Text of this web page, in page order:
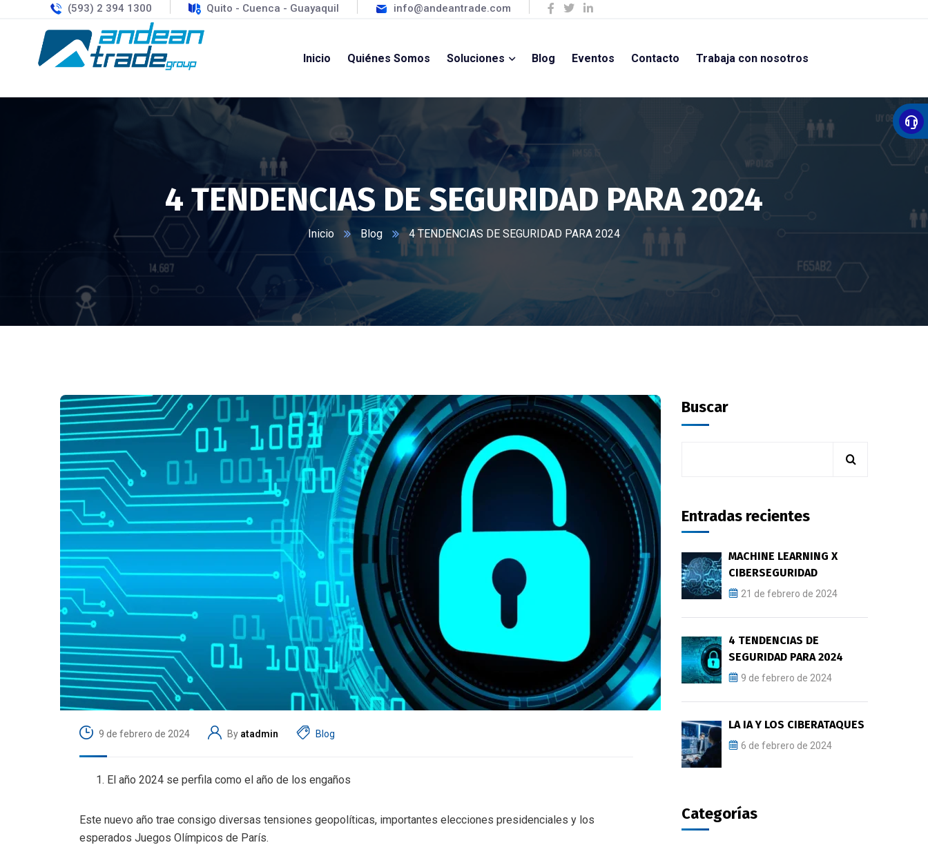
(593) 2 394 1300 Quito - Cuenca - Guayaquil info@andeantrade.com
Inicio Quiénes Somos Soluciones Blog Eventos Contacto Trabaja con nosotros
4 TENDENCIAS DE SEGURIDAD PARA 2024
Inicio Blog 4 TENDENCIAS DE SEGURIDAD PARA 2024
9 de febrero de 2024 By atadmin Blog
El año 2024 se perfila como el año de los engaños
Este nuevo año trae consigo diversas tensiones geopolíticas, importantes elecciones presidenciales y los
esperados Juegos Olímpicos de París.
Buscar
Entradas recientes
MACHINE LEARNING X
CIBERSEGURIDAD
21 de febrero de 2024
4 TENDENCIAS DE
SEGURIDAD PARA 2024
9 de febrero de 2024
LA IA Y LOS CIBERATAQUES
6 de febrero de 2024
Categorías